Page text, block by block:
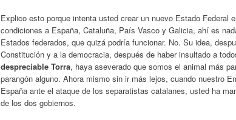
Explico esto porque intenta usted crear un nuevo Estado Federal
condiciones a España, Cataluña, País Vasco y Galicia, ahí es
Estados federados, que quizá podría funcionar. No. Su idea,
Constitución y a la democracia, después de haber insultado a
despreciable Torra, haya aseverado que somos el animal más
parangón alguno. Ahora mismo sin ir más lejos, cuando nuestro
España ante el ataque de los separatistas catalanes, usted ha
de los dos gobiernos.